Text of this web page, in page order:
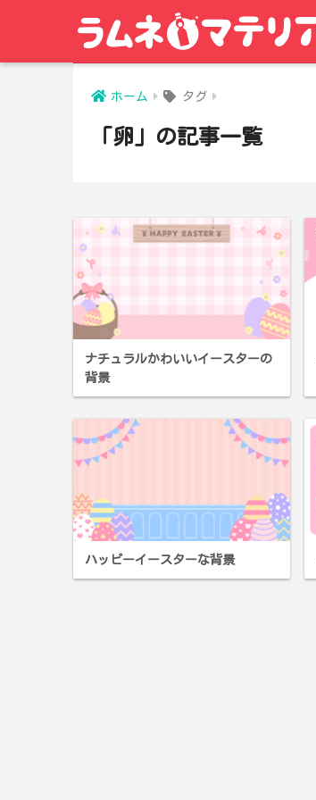
ホーム タグ
「卵」の記事一覧
ナチュラルかわいいイースターの
背景
ハッピーイースターな背景